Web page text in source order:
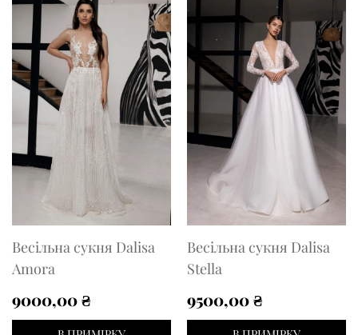
Весільна сукня Dalisa
Amora
9000,00₴
Весільна сукня Dalisa
Stella
9500,00₴